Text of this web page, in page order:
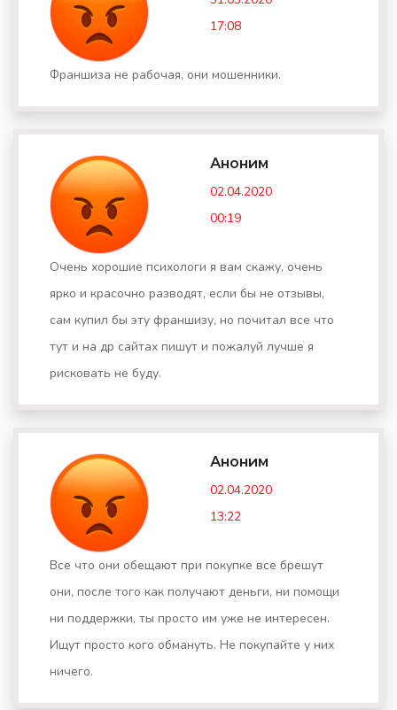
17:08
Франшиза не рабочая, они мошенники.
Аноним
02.04.2020
00:19
Очень хорошие психологи я вам скажу, очень
ярко и красочно разводят, если бы не отзывы,
сам купил бы эту франшизу, но почитал все что
тут и на др сайтах пишут и пожалуй лучше я
рисковать не буду.
Аноним
02.04.2020
13:22
Все что они обещают при покупке все брешут
они, после того как получают деньги, ни помощи
ни поддержки, ты просто им уже не интересен.
Ищут просто кого обмануть. Не покупайте у них
ничего.